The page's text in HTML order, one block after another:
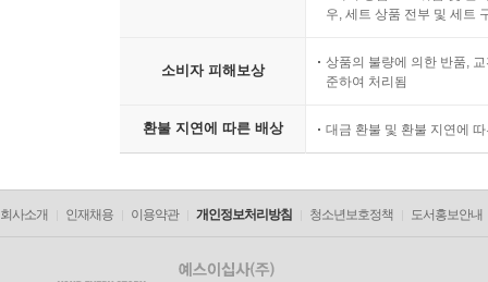
우, 세트 상품 전부 및 세트
소비자 피해보상
상품의 불량에 의한 반품,
준하여 처리됨
환불 지연에 따른 배상 대금 환불 및 환불 지연에
회사소개 인재채용 이용약관 개인정보처리방침 청소년보호정책 도서홍보안내